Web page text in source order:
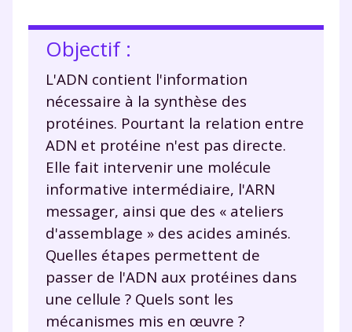
Objectif :
L'ADN contient l'information
nécessaire à la synthèse des
protéines. Pourtant la relation entre
ADN et protéine n'est pas directe.
Elle fait intervenir une molécule
informative intermédiaire, l'ARN
messager, ainsi que des « ateliers
d'assemblage » des acides aminés.
Quelles étapes permettent de
passer de l'ADN aux protéines dans
une cellule ? Quels sont les
mécanismes mis en œuvre ?